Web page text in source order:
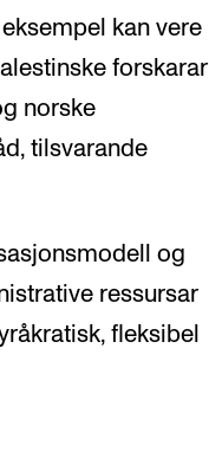
kan vere
forskarar
norske
tilsvarande
og
ressursar
fleksibel